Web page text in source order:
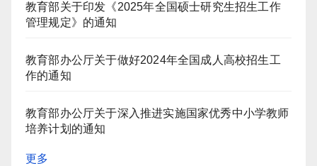
教育部关于印发《2025年全国硕士研究生招生工作
管理规定》的通知
教育部办公厅关于做好2024年全国成人高校招生工
作的通知
教育部办公厅关于深入推进实施国家优秀中小学教师
培养计划的通知
更多